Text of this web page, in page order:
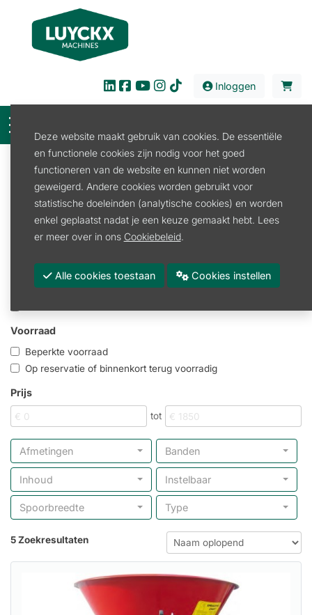
Inloggen
Filter
Verkoop Land en Tuinbouw
Meststofstrooier
Promoties
Merk
Voorraad
Beperkte voorraad
Op reservatie of binnenkort terug voorradig
Prijs
tot
Afmetingen Banden
Inhoud Instelbaar
Spoorbreedte Type
5 Zoekresultaten
Deze website maakt gebruik van cookies. De essentiële
en functionele cookies zijn nodig voor het goed
functioneren van de website en kunnen niet worden
geweigerd. Andere cookies worden gebruikt voor
statistische doeleinden (analytische cookies) en worden
enkel geplaatst nadat je een keuze gemaakt hebt. Lees
er meer over in ons Cookiebeleid.
Alle cookies toestaan Cookies instellen